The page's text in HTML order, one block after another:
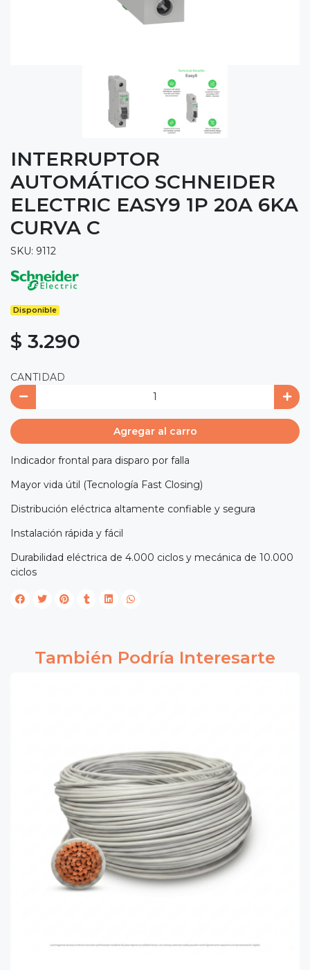
INTERRUPTOR
AUTOMÁTICO SCHNEIDER
ELECTRIC EASY9 1P 20A 6KA
CURVA C
SKU: 9112
Disponible
$ 3.290
CANTIDAD
Agregar al carro
Indicador frontal para disparo por falla
Mayor vida útil (Tecnología Fast Closing)
Distribución eléctrica altamente confiable y segura
Instalación rápida y fácil
Durabilidad eléctrica de 4.000 ciclos y mecánica de 10.000
ciclos
También Podría Interesarte